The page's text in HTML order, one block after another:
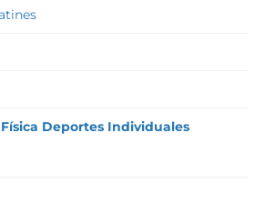
Deportes Individuales